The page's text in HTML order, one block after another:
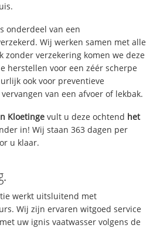
onderdeel van een
Wij werken samen met alle
zonder verzekering komen we deze
herstellen voor een zéér scherpe
ook voor preventieve
van een afvoer of lekbak.
Kloetinge vult u deze ochtend het
in! Wij staan 363 dagen per
u klaar.
werkt uitsluitend met
Wij zijn ervaren witgoed service
uw ignis vaatwasser volgens de